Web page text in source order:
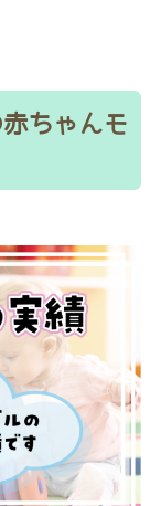
ちゃんモ